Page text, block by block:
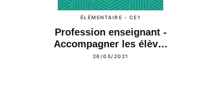
ÉLÉMENTAIRE - CE1
Profession enseignant -
Accompagner les élèv…
26/05/2021